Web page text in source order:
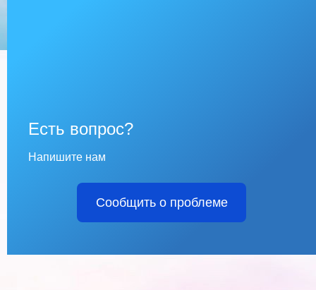
Есть вопрос?
Напишите нам
Сообщить о проблеме